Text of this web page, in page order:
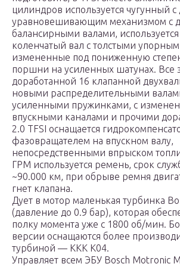
цилиндров используется чугунный
уравновешивающим механизмом с
балансирными валами,
коленчатый вал с толстыми
измененные под пониженную
поршни на усиленных шатунах. Все
доработанной 16 клапанной
новыми распределительными
усиленными пружинками, с
впускными каналами и прочими
2.0 TFSI оснащается
фазовращателем на впускном валу,
непосредственными впрыском
ГРМ используется ремень, срок
~90.000 км, при обрыве ремня
гнет клапана.
Дует в мотор маленькая турбинка
(давление до 0.9 бар), которая
полку момента уже с 1800 об/мин.
версии оснащаются более
турбиной — ККК К04.
Управляет всем ЭБУ Bosch Motronic